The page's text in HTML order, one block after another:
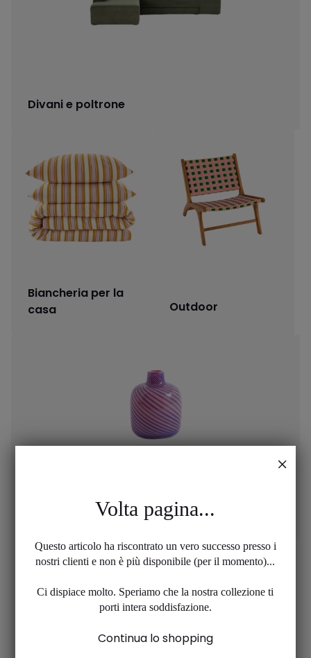
Divani e poltrone
Biancheria per la
casa
Outdoor
Complementi d'arredo
Volta pagina...
Questo articolo ha riscontrato un vero successo presso i
nostri clienti e non è più disponibile (per il momento)...
Ci dispiace molto. Speriamo che la nostra collezione ti
porti intera soddisfazione.
Continua lo shopping